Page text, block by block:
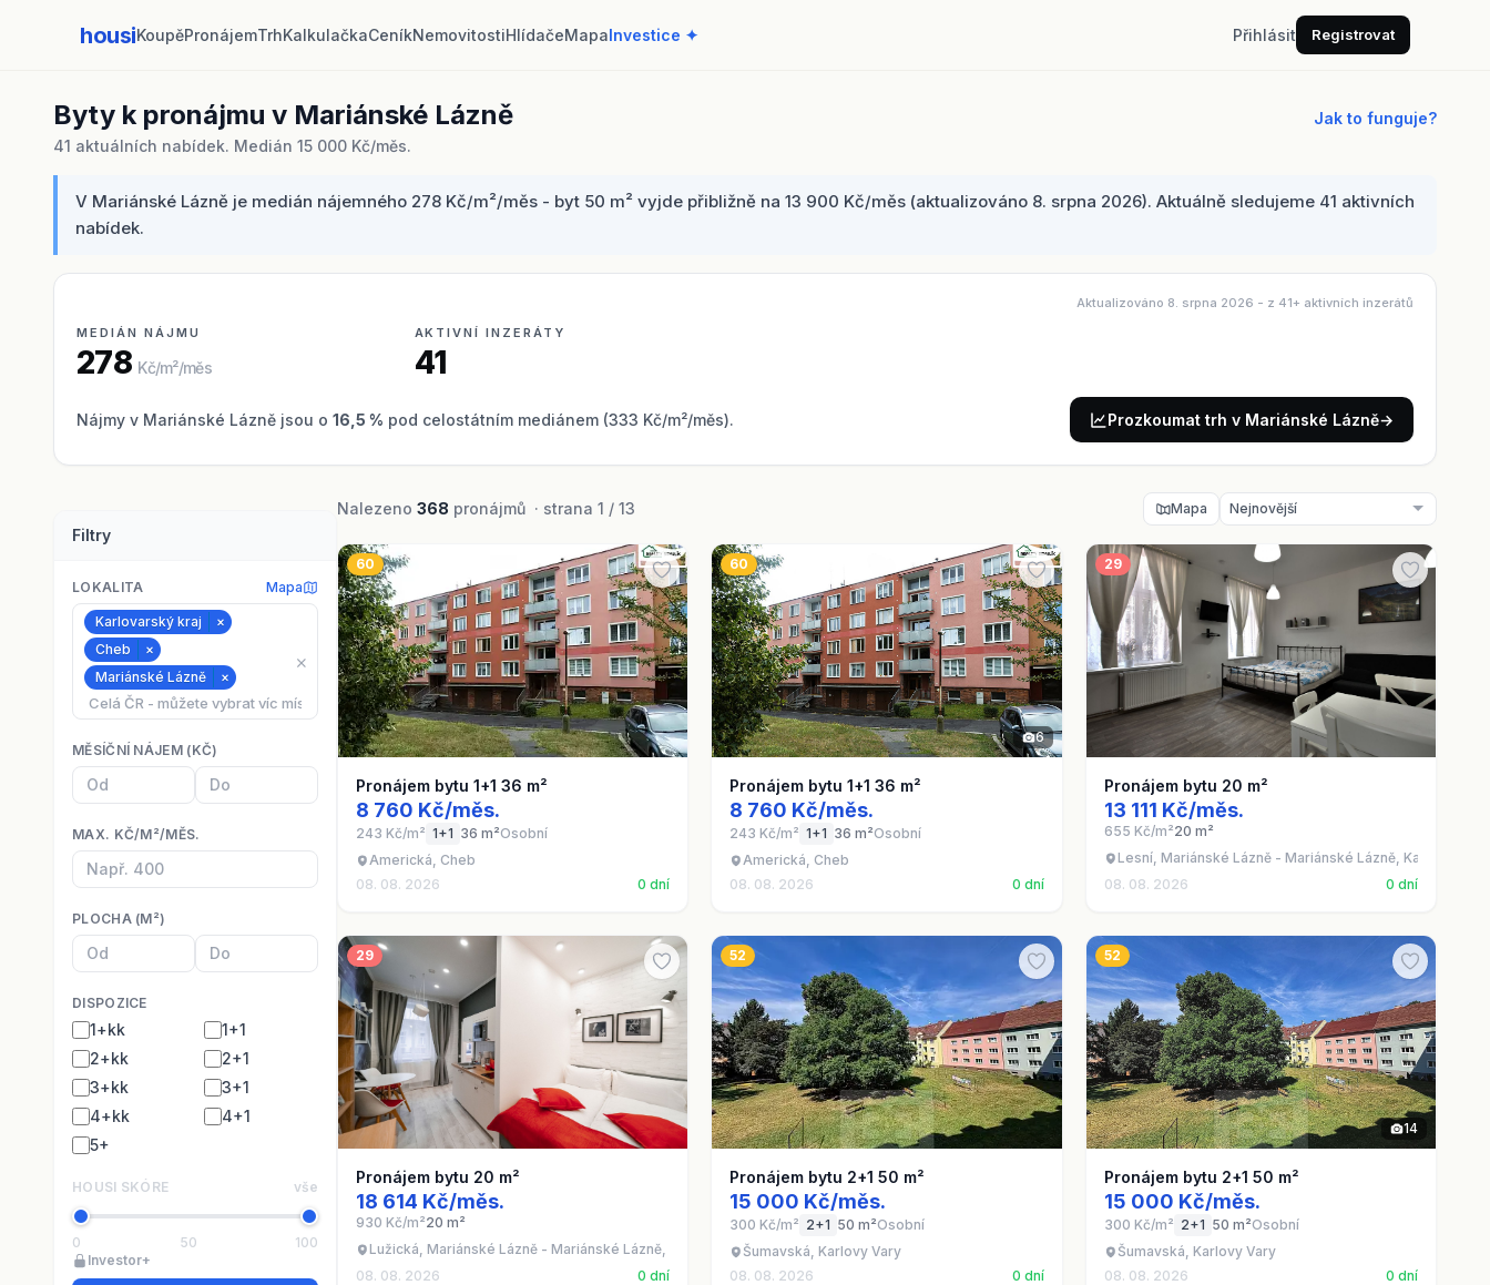
housiKoupěPronájemTrhKalkulačkaCeníkNemovitostiHlídačeMapaInvestice ✦ Přihlásit Registrovat
Byty k pronájmu v Mariánské Lázně
Jak to funguje?
41 aktuálních nabídek. Medián 15 000 Kč/měs.
V Mariánské Lázně je medián nájemného 278 Kč/m²/měs - byt 50 m² vyjde přibližně na 13 900 Kč/měs (aktualizováno 8. srpna 2026). Aktuálně sledujeme 41 aktivních
nabídek.
Aktualizováno 8. srpna 2026 - z 41+ aktivních inzerátů
MEDIÁN NÁJMU
278 Kč/m²/měs
AKTIVNÍ INZERÁTY
41
Nájmy v Mariánské Lázně jsou o 16,5 % pod celostátním mediánem (333 Kč/m²/měs). Prozkoumat trh v Mariánské Lázně→
Filtry
LOKALITA Mapa
Karlovarský kraj
×
Cheb
×
Mariánské Lázně
×
⨯
MĚSÍČNÍ NÁJEM (KČ)
MAX. KČ/M²/MĚS.
PLOCHA (M²)
DISPOZICE
1+kk
1+1
2+kk
2+1
3+kk
3+1
4+kk
4+1
5+
HOUSI SKÓRE vše
0 50
100
Investor+
Nalezeno 368 pronájmů · strana 1 / 13 Mapa
60
Pronájem bytu 1+1 36 m²
8 760 Kč/měs.
243 Kč/m² 1+1 36 m²Osobní
Americká, Cheb
08. 08. 2026
0 dní
60
6
Pronájem bytu 1+1 36 m²
8 760 Kč/měs.
243 Kč/m² 1+1 36 m²Osobní
Americká, Cheb
08. 08. 2026
0 dní
29
Pronájem bytu 20 m²
13 111 Kč/měs.
655 Kč/m²20 m²
Lesní, Mariánské Lázně - Mariánské Lázně, Karlovarský
08. 08. 2026
0 dní
29
Pronájem bytu 20 m²
18 614 Kč/měs.
930 Kč/m²20 m²
Lužická, Mariánské Lázně - Mariánské Lázně, Karlovarský kraj
08. 08. 2026
0 dní
52
Pronájem bytu 2+1 50 m²
15 000 Kč/měs.
300 Kč/m² 2+1 50 m²Osobní
Šumavská, Karlovy Vary
08. 08. 2026
0 dní
52
14
Pronájem bytu 2+1 50 m²
15 000 Kč/měs.
300 Kč/m² 2+1 50 m²Osobní
Šumavská, Karlovy Vary
08. 08. 2026
0 dní